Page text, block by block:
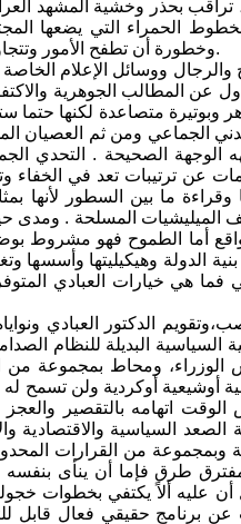
تراقب بحذر وخشية المشهد
الحمراء التي يضعها
وخطورة أن تطفح الأمور وتتجاوز المساحة الجغرافية المسموح بها.
ووسائل الإعلام الخاصة
عن المطالب الجوهرية
وبوتيرة متصاعدة لكنها
الجماعي ومن ثم العصيان
الوجهة الصحيحة . التحدي
عن ترتيبات تعد في الخفاء
وقراءة ما بين السطور لأنها
الميليشيات المسلحة . ومدى
أما الطموح فهو مشروط
الدولة وهيكيليتها وأسسها
هي خيارات العبادي
الدكتور العبادي
السياسية البديلة للنظام
ومحاط بمجموعة من
أوكردية ولن تسمح له
اتهامه بالتقصير
السياسية والاقتصادية
من القرارات المحدودة
مفترق طرق فإما أن ينأى
ألاً يكتفي بخطوات خجولة
برنامج حقيقي فعال قابل